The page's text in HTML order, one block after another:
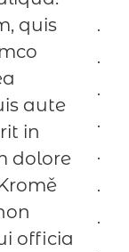
quis
aute
in
dolore
officia